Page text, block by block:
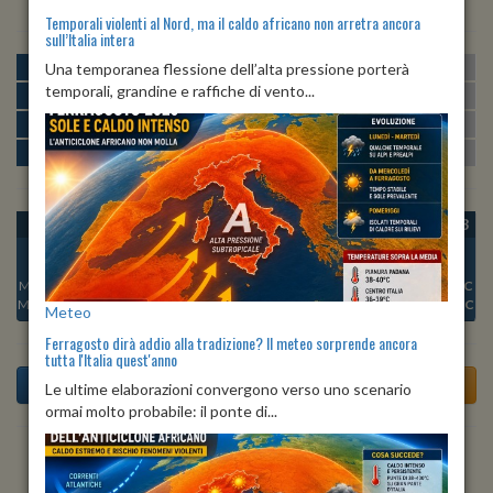
MATTINA min:21º max:29º U:
POMERIGGIO min:28º max:30º
SERA min:26º max:34º U:71% 83%
NOTTE min: 22º max:26º U:78%
OGGI
Min:
26°C
Max:34°C
SAB 08
Min:
Max:32°C
DOM 09
Min:26°C
Max:32°C
LUN 10
Min:
26°C
Max:35°C
MAR 11
Max:35°C
MER 12
Min:27°C
Max:33°C
GIO 13
26°C
Max:32°C
Previsioni del Tempo a Alonte di oggi
Temporali violenti al Nord, ma il caldo africano non arretra ancora
sull’Italia intera
Una temporanea flessione dell’alta pressione porterà
temporali, grandine e raffiche di vento...
Meteo
Ferragosto dirà addio alla tradizione? Il meteo sorprende ancora
tutta l'Italia quest'anno
Le ultime elaborazioni convergono verso uno scenario
ormai molto probabile: il ponte di...